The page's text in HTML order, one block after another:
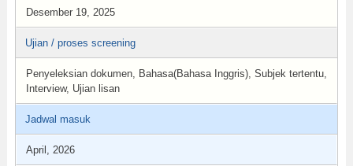
Desember 19, 2025
Ujian / proses screening
Penyeleksian dokumen, Bahasa(Bahasa Inggris), Subjek tertentu,
Interview, Ujian lisan
Jadwal masuk
April, 2026